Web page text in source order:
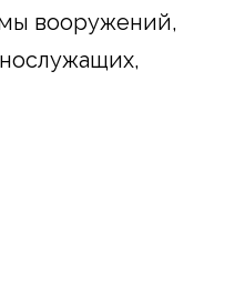
вооружений,